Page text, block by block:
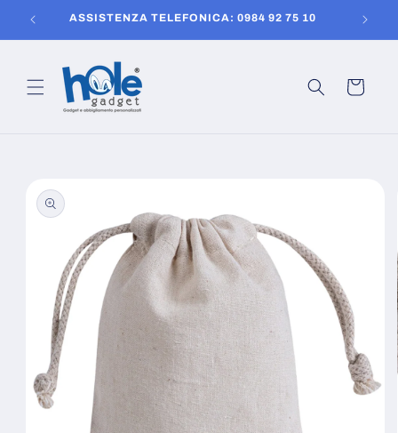
direttamenteASSISTENZA TELEFONICA: 0984 92 75 10
Carrello
informazioni
sul prodotto